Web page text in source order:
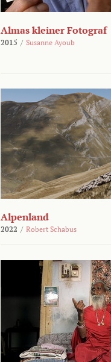
Almas kleiner Fotograf
2015 / Susanne Ayoub
Alpenland
2022 / Robert Schabus